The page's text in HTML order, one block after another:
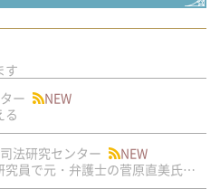
す
ー
NEW
る
法研究センター
NEW
治療的司法研究センター客員研究員で元・弁護士の菅原直美氏の論文が公刊されました